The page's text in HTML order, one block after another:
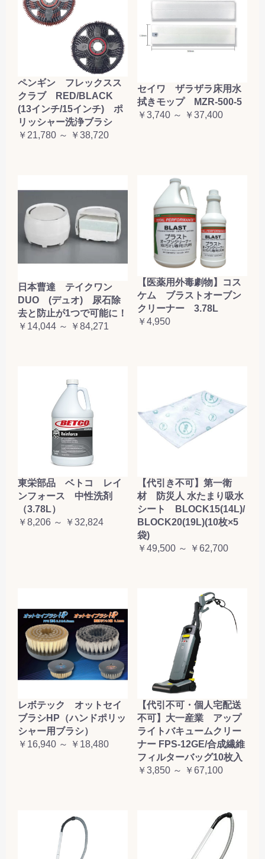
ペンギン フレックスス
クラブ RED/BLACK
(13インチ/15インチ) ポ
リッシャー洗浄ブラシ
￥21,780 ～ ￥38,720
セイワ ザラザラ床用水
拭きモップ MZR-500-5
￥3,740 ～ ￥37,400
日本曹達 テイクワン
DUO (デュオ) 尿石除
去と防止が1つで可能に！
￥14,044 ～ ￥84,271
【医薬用外毒劇物】コス
ケム ブラストオーブン
クリーナー 3.78L
￥4,950
東栄部品 ベトコ レイ
ンフォース 中性洗剤
（3.78L）
￥8,206 ～ ￥32,824
【代引き不可】第一衛
材 防災人 水たまり吸水
シート BLOCK15(14L)/
BLOCK20(19L)(10枚×5
袋)
￥49,500 ～ ￥62,700
レボテック オットセイ
ブラシHP（ハンドポリッ
シャー用ブラシ）
￥16,940 ～ ￥18,480
【代引不可・個人宅配送
不可】大一産業 アップ
ライトバキュームクリー
ナー FPS-12GE/合成繊維
フィルターバッグ10枚入
￥3,850 ～ ￥67,100